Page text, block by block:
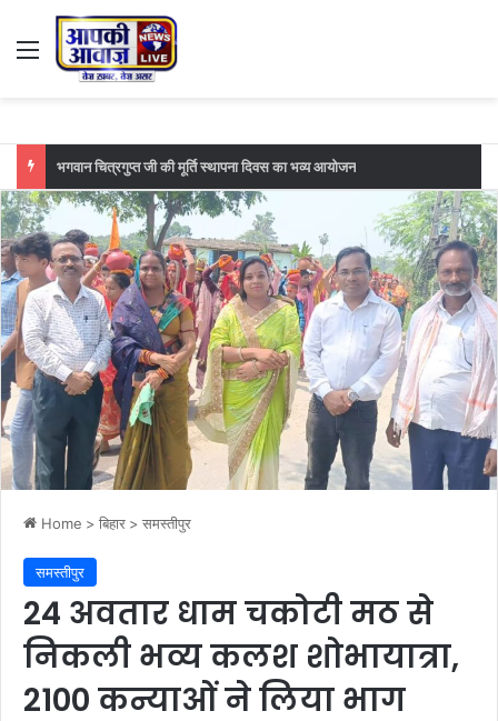
Menu
Home > बिहार > समस्तीपुर
समस्तीपुर
24 अवतार धाम चकोटी मठ से
निकली भव्य कलश शोभायात्रा,
2100 कन्याओं ने लिया भाग